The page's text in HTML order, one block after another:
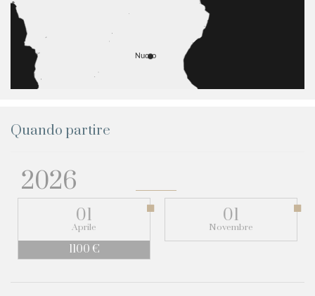
Quando partire
2026
01
Aprile
1100 €
01
Novembre